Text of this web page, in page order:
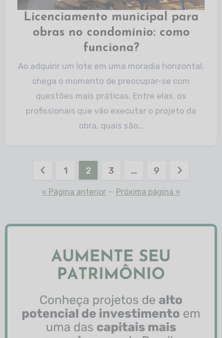
Licenciamento municipal para
obras no condomínio: como
funciona?
Ao adquirir um lote em uma moradia horizontal,
chega o momento de preocupar-se com
questões mais práticas. Entre elas, os
profissionais que vão executar o projeto da
obra, quais são…
1 2 3 … 9
« Página anterior — Próxima página »